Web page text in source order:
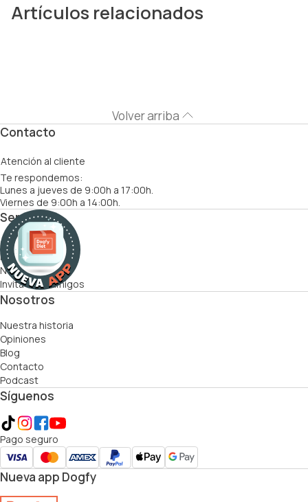
Artículos relacionados
Volver arriba
Contacto
Atención al cliente
Te respondemos:
Lunes a jueves de 9:00h a 17:00h.
Viernes de 9:00h a 14:00h.
Servicios
Cómo funciona
Recetas
Nutricionistas
Invita a tus amigos
Nosotros
Nuestra historia
Opiniones
Blog
Contacto
Podcast
Síguenos
Pago seguro
Nueva app Dogfy